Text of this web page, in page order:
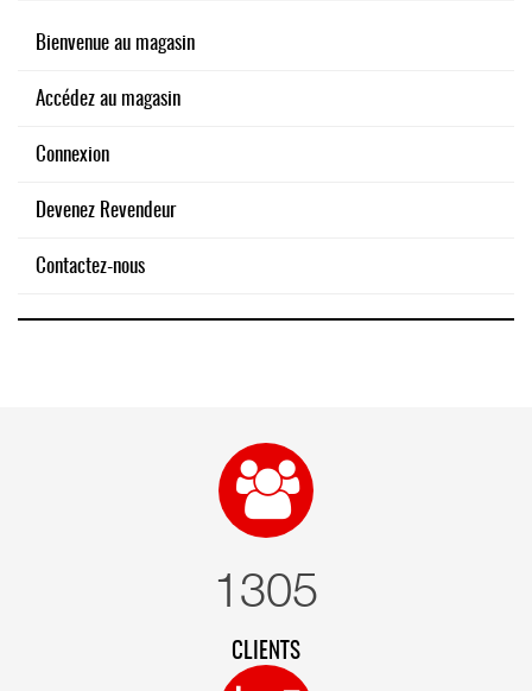
Bienvenue au magasin
Accédez au magasin
Connexion
Devenez Revendeur
Contactez-nous
1353
CLIENTS